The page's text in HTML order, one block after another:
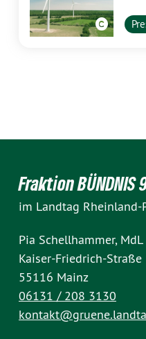
Fraktion BÜNDNIS
im Landtag Rheinland-
Pia Schellhammer, MdL
Kaiser-Friedrich-Straße
55116 Mainz
06131 / 208 3130